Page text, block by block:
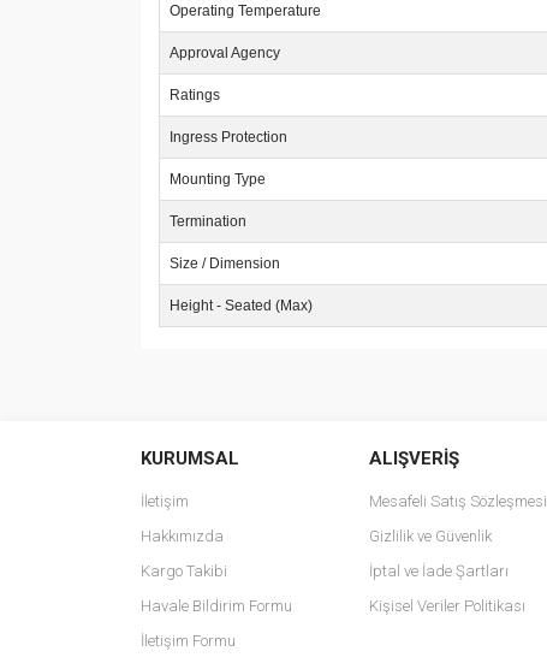
Operating Temperature
Approval Agency
Ratings
Ingress Protection
Mounting Type
Termination
Size / Dimension
Height - Seated (Max)
Ürün resmi kalitesiz, bozuk veya görüntülenemiyor.
Ürün açıklamasında eksik bilgiler bulunuyor.
Ürün bilgilerinde hatalar bulunuyor.
Ürün fiyatı diğer sitelerden daha pahalı.
KURUMSAL
İletişim
Hakkımızda
Kargo Takibi
Havale Bildirim Formu
İletişim Formu
ALIŞVERİŞ
Mesafeli Satış Sözleşmesi
Gizlilik ve Güvenlik
İptal ve İade Şartları
Kişisel Veriler Politikası